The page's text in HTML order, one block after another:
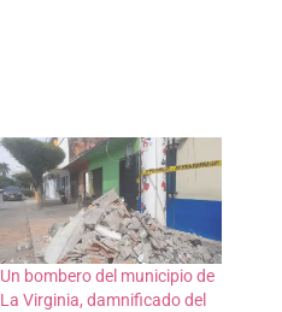
Un bombero del municipio de
La Virginia, damnificado del